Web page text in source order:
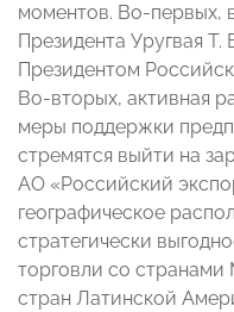
моментов. Во-первых,
Президента Уругвая Т.
Президентом
Во-вторых, активная
меры поддержки
стремятся выйти на
АО «Российский
географическое
стратегически
торговли со
стран Латинской